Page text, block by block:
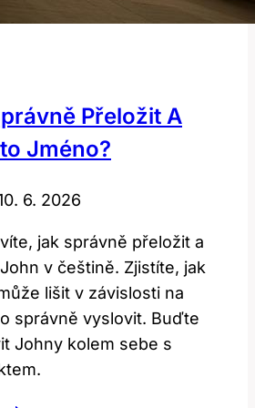
Přeložit A
Jméno?
6. 2026
jak správně přeložit a
v češtině. Zjistíte, jak
lišit v závislosti na
správně vyslovit. Buďte
Johny kolem sebe s